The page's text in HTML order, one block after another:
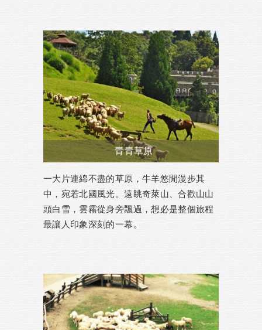
青青草原
一大片連綿不盡的草原，牛羊悠閒漫步其
中，宛若北國風光。遠眺奇萊山、合歡山山
頭白雪，雲霧從身旁飄過，想必是整個旅程
最讓人印象深刻的一幕。